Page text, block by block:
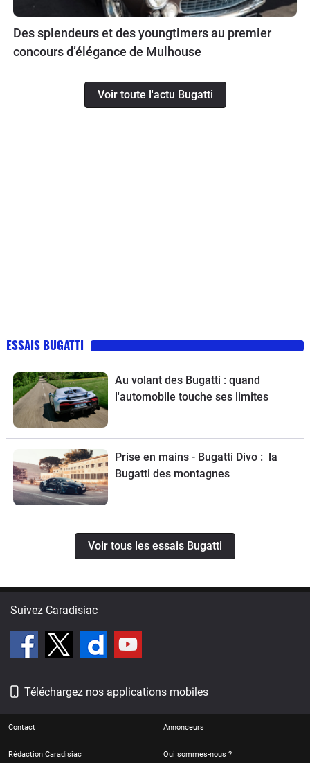
Des splendeurs et des youngtimers au premier
concours d’élégance de Mulhouse
Voir toute l'actu Bugatti
ESSAIS BUGATTI
Au volant des Bugatti : quand
l'automobile touche ses limites
Prise en mains - Bugatti Divo : la
Bugatti des montagnes
Voir tous les essais Bugatti
Suivez Caradisiac
Téléchargez nos applications mobiles
Contact Annonceurs
Rédaction Caradisiac Qui sommes-nous ?